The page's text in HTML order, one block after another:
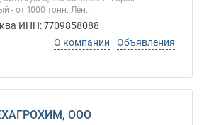
- от 1000 тонн. Лен...
ИНН: 7709858088
О компании
Объявления
ООО